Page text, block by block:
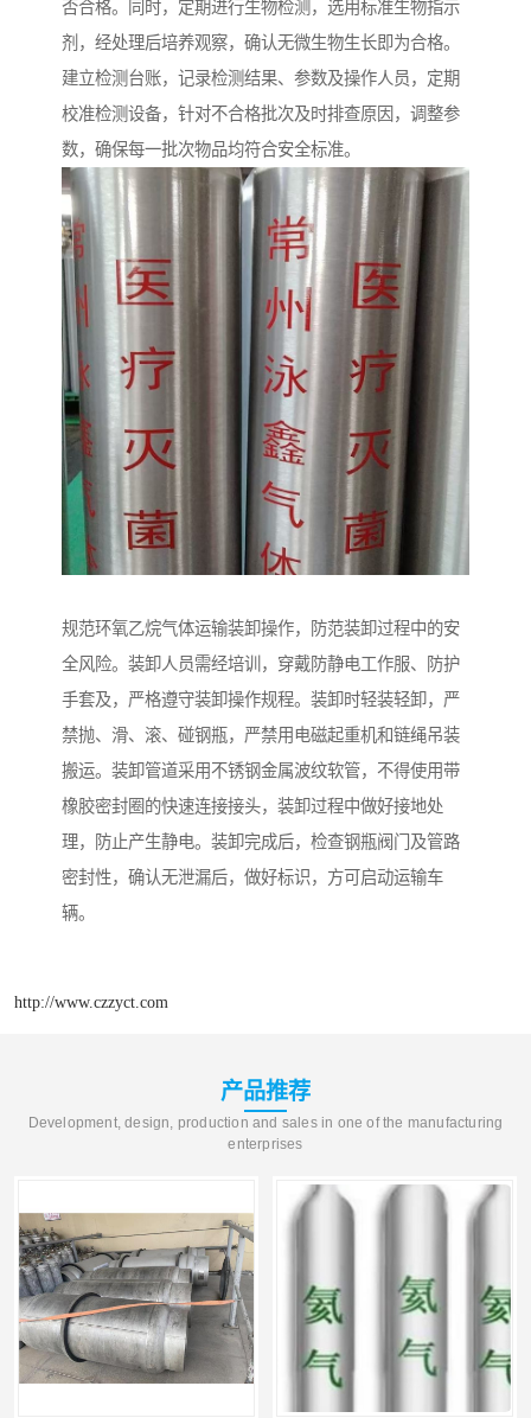
否合格。同时，定期进行生物检测，选用标准生物指示
剂，经处理后培养观察，确认无微生物生长即为合格。
建立检测台账，记录检测结果、参数及操作人员，定期
校准检测设备，针对不合格批次及时排查原因，调整参
数，确保每一批次物品均符合安全标准。
规范环氧乙烷气体运输装卸操作，防范装卸过程中的安
全风险。装卸人员需经培训，穿戴防静电工作服、防护
手套及，严格遵守装卸操作规程。装卸时轻装轻卸，严
禁抛、滑、滚、碰钢瓶，严禁用电磁起重机和链绳吊装
搬运。装卸管道采用不锈钢金属波纹软管，不得使用带
橡胶密封圈的快速连接接头，装卸过程中做好接地处
理，防止产生静电。装卸完成后，检查钢瓶阀门及管路
密封性，确认无泄漏后，做好标识，方可启动运输车
辆。
http://www.czzyct.com
产品推荐
Development, design, production and sales in one of the manufacturing
enterprises